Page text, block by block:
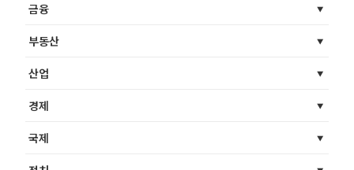
금융
부동산
산업
경제
국제